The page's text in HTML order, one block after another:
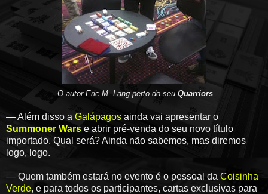
O autor Eric M. Lang perto do seu Quarriors
— Além disso a Galápagos ainda vai apresentar o
Summoner Wars e abrir pré-venda do seu novo título
importado. Qual será? Ainda não sabemos, mas diremos
logo, logo.
— Quem também estará no evento é o pessoal da Coisinha
Verde, e para todos os participantes, cartas exclusivas para